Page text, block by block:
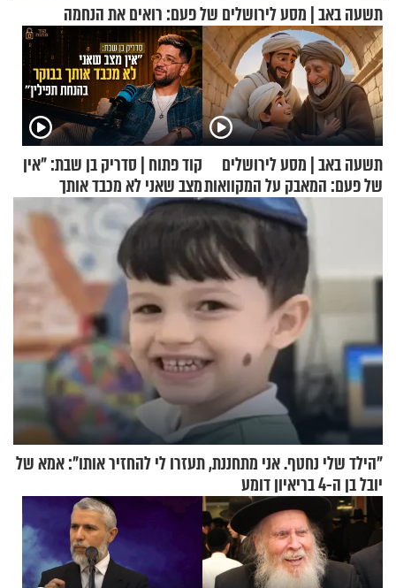
תשעה באב | מסע לירושלים של פעם: רואים את הנחמה
תשעה באב | מסע לירושלים
של פעם: המאבק על המקוואות
קוד פתוח | סדריק בן שבת: "אין
מצב שאני לא מכבד אותך
בבוקר בהנחת תפילין"
"הילד שלי נחטף. אני מתחננת, תעזרו לי להחזיר אותו": אמא של
יובל בן ה-4 בריאיון דומע